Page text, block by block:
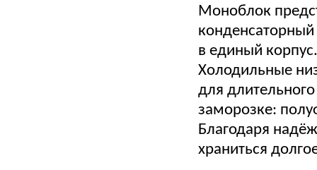
Моноблок
в единый
Холодильные
для
заморозке:
Благодаря
храниться